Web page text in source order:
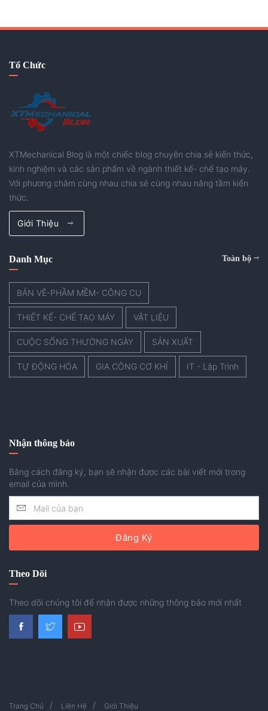
Tổ Chức
XTMechanical Blog là một chiếc blog chuyên chia sẻ kiến thức,
kinh nghiệm và các sản phẩm về ngành thiết kế- chế tạo máy.
Với phương châm cùng nhau chia sẻ cùng nhau nâng tầm kiến
thức.
Giới Thiệu
Danh Mục Toàn bộ
BẢN VẼ-PHẦM MỀM- CÔNG CỤ
THIẾT KẾ- CHẾ TẠO MÁY VẬT LIỆU
CUỘC SỐNG THƯỜNG NGÀY SẢN XUẤT
TỰ ĐỘNG HÓA GIA CÔNG CƠ KHÍ IT - Lập Trình
Nhận thông báo
Bằng cách đăng ký, bạn sẽ nhận được các bài viết mới trong
email của mình.
Đăng Ký
Theo Dõi
Theo dõi chúng tôi để nhận được những thông báo mới nhất
Trang Chủ Liên Hệ Giới Thiệu